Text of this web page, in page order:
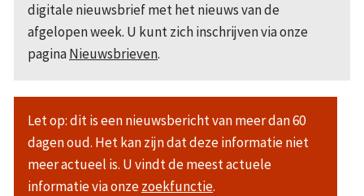
digitale nieuwsbrief met het nieuws van de
afgelopen week. U kunt zich inschrijven via onze
paginaNieuwsbrieven.
Let op: dit is een nieuwsbericht van meer dan 60
dagen oud. Het kan zijn dat deze informatie niet
meer actueel is. U vindt de meest actuele
informatie via onzezoekfunctie.